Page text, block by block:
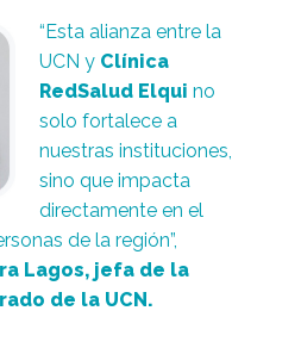
“Esta alianza entre la
UCN y Clínica
RedSalud Elqui no
solo fortalece a
nuestras instituciones,
sino que impacta
directamente en el
de la región”,
Lagos, jefa de la
de la UCN.